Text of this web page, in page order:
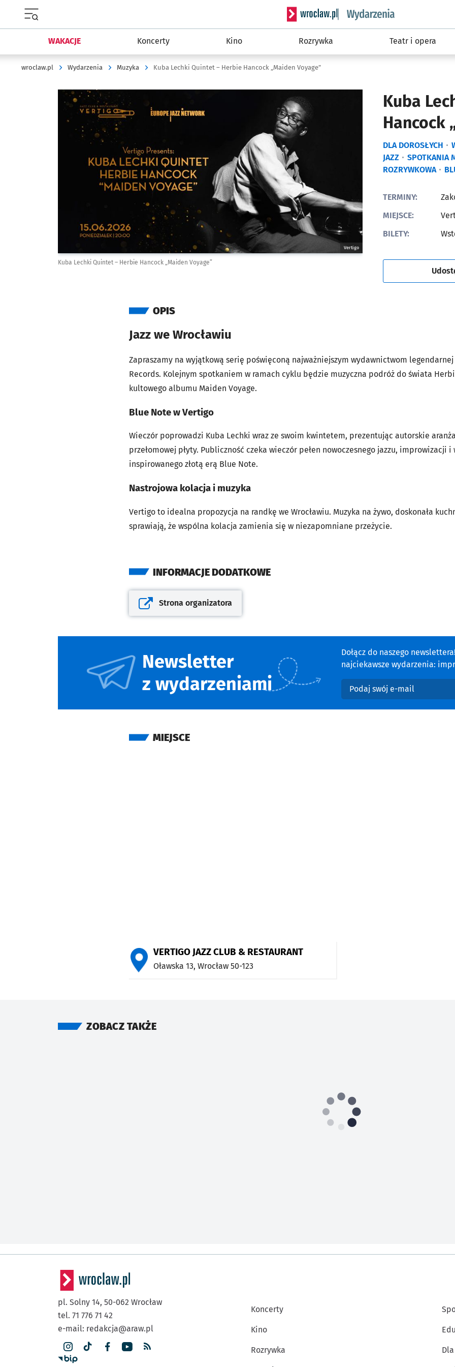
Serwis informacyjny wroclaw.pl podserwis:
WAKACJE Koncerty Kino Rozrywka Teatr i opera
wroclaw.pl Wydarzenia Muzyka Kuba Lechki Quintet – Herbie Hancock „Maiden Voyage”
Kuba
Hancock
DLA DOROSŁYCH
JAZZ
SPOTKANIA
ROZRYWKOWA
Kliknij, aby powiększyć
Vertigo
Kuba Lechki Quintet – Herbie Hancock „Maiden Voyage”
TERMINY:
MIEJSCE:
BILETY:
OPIS
Jazz we Wrocławiu
Zapraszamy na wyjątkową serię poświęconą najważniejszym wydawnictwom
Records. Kolejnym spotkaniem w ramach cyklu będzie muzyczna podróż do świata
kultowego albumu Maiden Voyage.
Blue Note w Vertigo
Wieczór poprowadzi Kuba Lechki wraz ze swoim kwintetem, prezentując autorskie
przełomowej płyty. Publiczność czeka wieczór pełen nowoczesnego jazzu, improwizacji
inspirowanego złotą erą Blue Note.
Nastrojowa kolacja i muzyka
Vertigo to idealna propozycja na randkę we Wrocławiu. Muzyka na żywo, doskonała
sprawiają, że wspólna kolacja zamienia się w niezapomniane przeżycie.
INFORMACJE DODATKOWE
Otwiera się w nowej karcie
Strona organizatora
Newsletter
z wydarzeniami
Dołącz do naszego
najciekawsze wydarzenia:
Podaj swój e-mail
MIEJSCE
VERTIGO JAZZ CLUB & RESTAURANT
Oławska 13, Wrocław 50-123
ZOBACZ TAKŻE
pl. Solny 14, 50-062 Wrocław
tel. 71 776 71 42
e-mail: redakcja@araw.pl
Koncerty
Kino
Rozrywka